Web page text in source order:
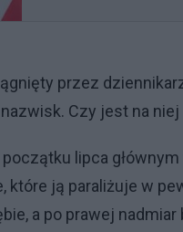
przez
Czy jest na
lipca
które ją paraliżuje w
a po prawej